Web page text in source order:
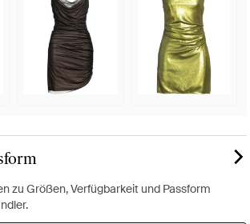
zu Größen, Verfügbarkeit und Passform